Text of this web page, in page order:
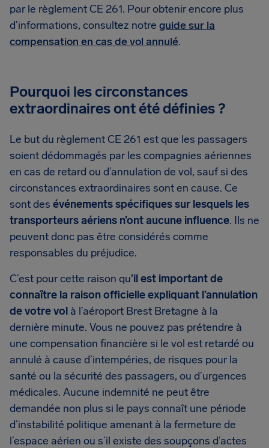
par le règlement CE 261. Pour obtenir encore plus
d’informations, consultez notre guide sur la
compensation en cas de vol annulé.
Pourquoi les circonstances
extraordinaires ont été définies ?
Le but du règlement CE 261 est que les passagers
soient dédommagés par les compagnies aériennes
en cas de retard ou d’annulation de vol, sauf si des
circonstances extraordinaires sont en cause. Ce
sont des événements spécifiques sur lesquels les
transporteurs aériens n’ont aucune influence. Ils ne
peuvent donc pas être considérés comme
responsables du préjudice.
C’est pour cette raison qu’il est important de
connaître la raison officielle expliquant l’annulation
de votre vol à l’aéroport Brest Bretagne à la
dernière minute. Vous ne pouvez pas prétendre à
une compensation financière si le vol est retardé ou
annulé à cause d’intempéries, de risques pour la
santé ou la sécurité des passagers, ou d’urgences
médicales. Aucune indemnité ne peut être
demandée non plus si le pays connaît une période
d’instabilité politique amenant à la fermeture de
l’espace aérien ou s’il existe des soupçons d’actes